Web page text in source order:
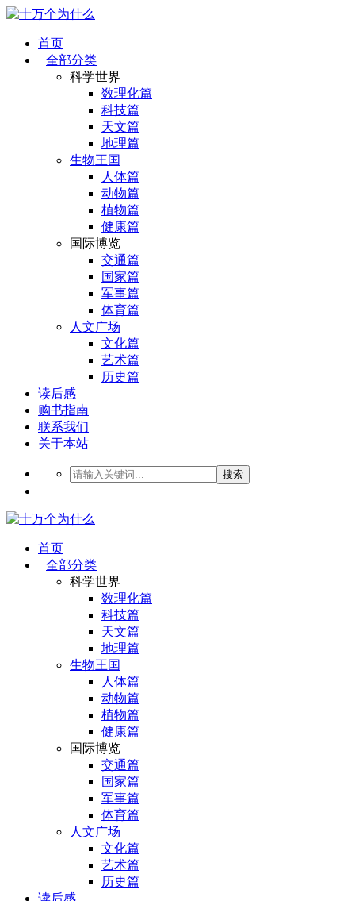
首页
全部分类
科学世界
数理化篇
科技篇
天文篇
地理篇
生物王国
人体篇
动物篇
植物篇
健康篇
国际博览
交通篇
国家篇
军事篇
体育篇
人文广场
文化篇
艺术篇
历史篇
读后感
购书指南
联系我们
关于本站
搜索
首页
全部分类
科学世界
数理化篇
科技篇
天文篇
地理篇
生物王国
人体篇
动物篇
植物篇
健康篇
国际博览
交通篇
国家篇
军事篇
体育篇
人文广场
文化篇
艺术篇
历史篇
读后感